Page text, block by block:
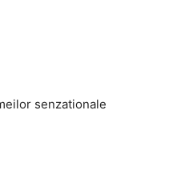
senzationale